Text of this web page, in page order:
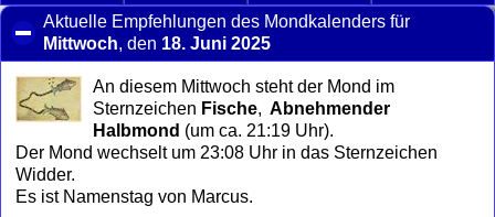
Aktuelle Empfehlungen des Mondkalenders für
Mittwoch, den 18. Juni 2025
to
collapse
contents
An diesem Mittwoch steht der Mond im
Sternzeichen Fische, Abnehmender
Halbmond (um ca. 21:19 Uhr).
Der Mond wechselt um 23:08 Uhr in das Sternzeichen
Widder.
Es ist Namenstag von Marcus.